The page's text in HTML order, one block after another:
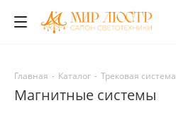
Главная - Каталог - Трековая система
Магнитные системы